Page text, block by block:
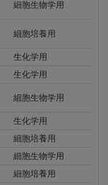
細胞生物学用
細胞培養用
生化学用
生化学用
細胞生物学用
生化学用
細胞培養用
細胞生物学用
細胞培養用